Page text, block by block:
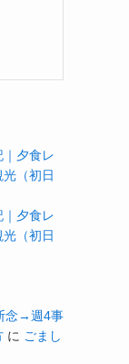
夕食レ
（初日
夕食レ
（初日
念→週4事
に ごまし